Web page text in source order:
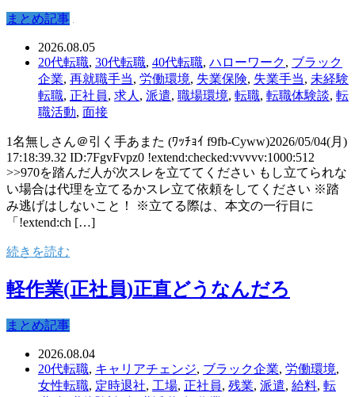
まとめ記事
2026.08.05
20代転職, 30代転職, 40代転職, ハローワーク, ブラック
企業, 再就職手当, 労働環境, 失業保険, 失業手当, 未経験
転職, 正社員, 求人 , 派遣, 職場環境, 転職, 転職体験談, 転
職活動, 面接
1名無しさん＠引く手あまた (ﾜｯﾁｮｲ f9fb-Cyww)2026/05/04(月)
17:18:39.32 ID:7FgvFvpz0 !extend:checked:vvvvv:1000:512
>>970を踏んだ人が次スレを立ててください もし立てられな
い場合は代理を立てるかスレ立て依頼をしてください ※踏
み逃げはしないこと！ ※立てる際は、本文の一行目に
「!extend:ch […]
続きを読む
軽作業(正社員)正直どうなんだろ
まとめ記事
2026.08.04
20代転職, キャリアチェンジ, ブラック企業, 労働環境,
女性転職, 定時退社, 工場, 正社員, 残業, 派遣, 給料, 転